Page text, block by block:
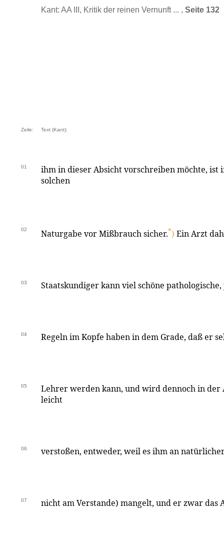
Kant: AA III, Kritik der reinen Vernunft ... , Seite 132
Zeile: Text (Kant):
01
ihm in dieser Absicht vorschreiben möchte, ist
solchen
02 Naturgabe vor Mißbrauch sicher.*) Ein Arzt
03 Staatskundiger kann viel schöne
04 Regeln im Kopfe haben in dem Grade, daß er
05
Lehrer werden kann, und wird dennoch in der
leicht
06 verstoßen, entweder, weil es ihm an
07 nicht am Verstande) mangelt, und er zwar das